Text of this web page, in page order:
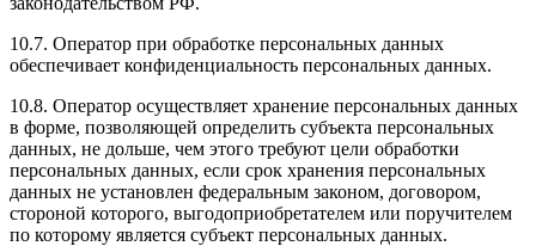
10.7. Оператор при обработке персональных данных
обеспечивает конфиденциальность персональных данных.
10.8. Оператор осуществляет хранение персональных данных
в форме, позволяющей определить субъекта персональных
данных, не дольше, чем этого требуют цели обработки
персональных данных, если срок хранения персональных
данных не установлен федеральным законом, договором,
стороной которого, выгодоприобретателем или поручителем
по которому является субъект персональных данных.